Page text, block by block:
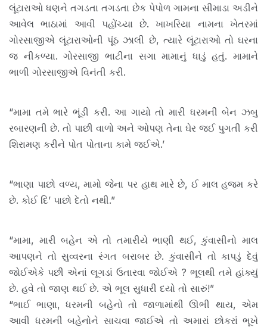
લૂંટારાઓ ધણને તગડતા તગડતા છેક પેપોળ ગામના સીમાડા અડીને
આવેલ ભાઠામાં આવી પહોંચ્યા છે. ખાખરિયા નામના ખેતરમાં
ગોરસાજીએ લૂંટારાઓની પૂંઠ ઝાલી છે, ત્યારે લૂંટારાઓ તો ઘરના
જ નીકળ્યા. ગોરસાજી ભાટીના સગા મામાનું ધાડું હતું. મામાને
ભાળી ગોરસાજીએ વિનંતી કરી.
“મામા તમે ભારે ભૂંડી કરી. આ ગાયો તો મારી ધરમની બેન ઝબુ
રબારણની છે. તો પાછી વાળો અને ઓપણ તેના ઘેર જઈ પુગતી કરી
શિરામણ કરીને પોત પોતાના કામે જઈએ.’
“ભાણા પાછો વળ્ય, મામો જેના પર હાથ મારે છે, ઈ માલ હજમ કરે
છે. કોઈ દિ’ પાછો દેતો નથી.”
“મામા, મારી બહેન એ તો તમારીયે ભાણી થઈ, કુંવાસીનો માલ
આપણને તો સુવ્વરના રંગત બરાબર છે. કુંવાસીને તો કાપડું દેવું
જોઈએકે પછી એનાં લૂગડાં ઉતારવા જોઈએ ? ભૂલથી તમે હાંક્યું
છે. હવે તો જાણ થઈ છે. એ ભૂલ સુધારી દયો તો સારું!”
“ભાઈ ભાણા, ધરમની બહેનો તો જાળામાંથી ઊભી થાય, એમ
આવી ધરમની બહેનોને સાચવા જાઈએ તો અમારાં છોકરાં ભૂખે